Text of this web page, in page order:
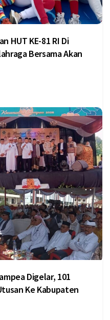
HUT KE-81 RI Di
Bersama Akan
Digelar, 101
Ke Kabupaten